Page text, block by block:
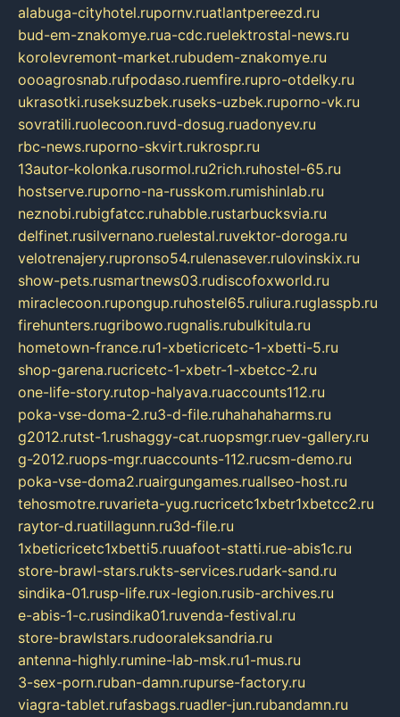
alabuga-cityhotel.rupornv.ruatlantpereezd.ru
bud-em-znakomye.rua-cdc.ruelektrostal-news.ru
korolevremont-market.rubudem-znakomye.ru
oooagrosnab.rufpodaso.ruemfire.rupro-otdelky.ru
ukrasotki.ruseksuzbek.ruseks-uzbek.ruporno-vk.ru
sovratili.ruolecoon.ruvd-dosug.ruadonyev.ru
rbc-news.ruporno-skvirt.rukrospr.ru
13autor-kolonka.rusormol.ru2rich.ruhostel-65.ru
hostserve.ruporno-na-russkom.rumishinlab.ru
neznobi.rubigfatcc.ruhabble.rustarbucksvia.ru
delfinet.rusilvernano.ruelestal.ruvektor-doroga.ru
velotrenajery.rupronso54.rulenasever.rulovinskix.ru
show-pets.rusmartnews03.rudiscofoxworld.ru
miraclecoon.rupongup.ruhostel65.ruliura.ruglasspb.ru
firehunters.rugribowo.rugnalis.rubulkitula.ru
hometown-france.ru1-xbeticricetc-1-xbetti-5.ru
shop-garena.rucricetc-1-xbetr-1-xbetcc-2.ru
one-life-story.rutop-halyava.ruaccounts112.ru
poka-vse-doma-2.ru3-d-file.ruhahahaharms.ru
g2012.rutst-1.rushaggy-cat.ruopsmgr.ruev-gallery.ru
g-2012.ruops-mgr.ruaccounts-112.rucsm-demo.ru
poka-vse-doma2.ruairgungames.ruallseo-host.ru
tehosmotre.ruvarieta-yug.rucricetc1xbetr1xbetcc2.ru
raytor-d.ruatillagunn.ru3d-file.ru
1xbeticricetc1xbetti5.ruuafoot-statti.rue-abis1c.ru
store-brawl-stars.rukts-services.rudark-sand.ru
sindika-01.rusp-life.rux-legion.rusib-archives.ru
e-abis-1-c.rusindika01.ruvenda-festival.ru
store-brawlstars.rudooraleksandria.ru
antenna-highly.rumine-lab-msk.ru1-mus.ru
3-sex-porn.ruban-damn.rupurse-factory.ru
viagra-tablet.rufasbags.ruadler-jun.rubandamn.ru